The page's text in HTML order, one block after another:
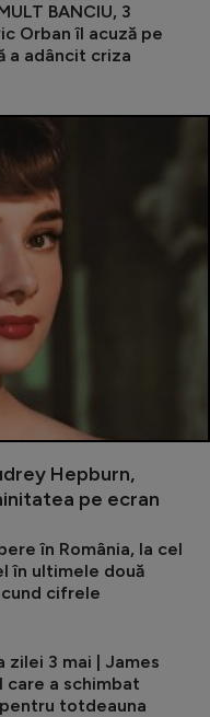
BANCIU, 3
Orban îl acuză pe
a adâncit criza
Hepburn,
pe ecran
în România, la cel
în ultimele două
cifrele
zilei 3 mai | James
care a schimbat
totdeauna